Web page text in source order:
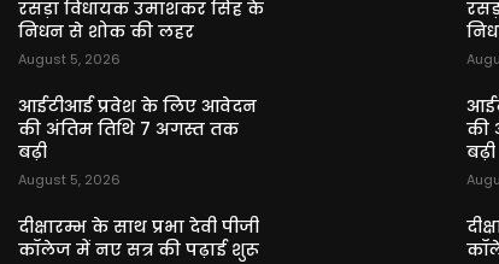
रसड़ा विधायक उमाशंकर सिंह के
निधन से शोक की लहर
August 5, 2026
आईटीआई प्रवेश के लिए आवेदन
की अंतिम तिथि 7 अगस्त तक
बढ़ी
August 5, 2026
दीक्षारम्भ के साथ प्रभा देवी पीजी
कॉलेज में नए सत्र की पढ़ाई शुरू
की
बढ़ी